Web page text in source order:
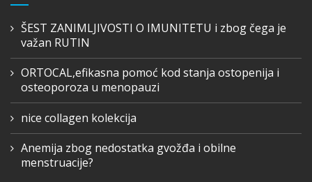
ŠEST ZANIMLJIVOSTI O IMUNITETU i zbog čega je
važan RUTIN
ORTOCAL,efikasna pomoć kod stanja ostopenija i
osteoporoza u menopauzi
nice collagen kolekcija
Anemija zbog nedostatka gvožđa i obilne
menstruacije?